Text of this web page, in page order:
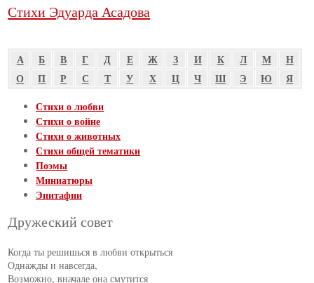
Стихи Эдуарда Асадова
А Б В Г Д Е Ж З И К Л М
Н
О
П Р С Т У Х Ц Ч Ш Э Ю
Я
Стихи о любви
Стихи о войне
Стихи о животных
Стихи общей тематики
Поэмы
Миниатюры
Эпитафии
Дружеский совет
Когда ты решишься в любви открыться
Однажды и навсегда,
Возможно, вначале она смутится